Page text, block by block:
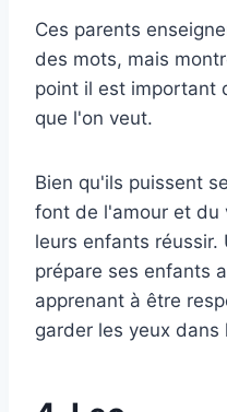
Ces parents
des mots, mais
point il est important
que l'on veut.
Bien qu'ils puissent
font de l'amour et du
leurs enfants réussir.
prépare ses enfants
apprenant à être
garder les yeux dans